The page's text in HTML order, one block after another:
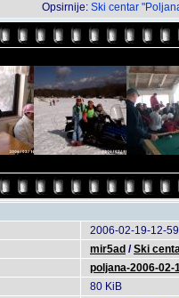
Opsirnije: Ski centar
2006-02-19-12-
mir5ad /Ski
poljana-2006-02-
80 KiB